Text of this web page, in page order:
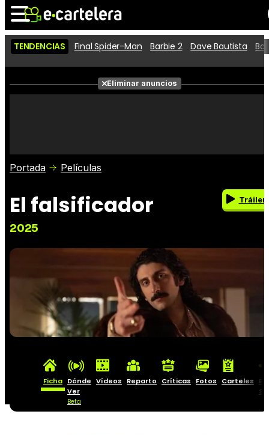
Noticias Cartelera
Películas
Críticas
TENDENCIAS Final Spider-Man Barbie 2 Dave Bautista
Eliminar anuncios
Portada Películas
El falsificador
2025
Tráiler
Ficha Dónde
Ver
Beta
Vídeos Reparto Críticas Fotos Carteles